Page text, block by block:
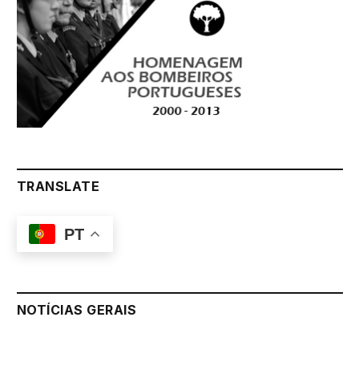
TRANSLATE
PT
NOTÍCIAS GERAIS